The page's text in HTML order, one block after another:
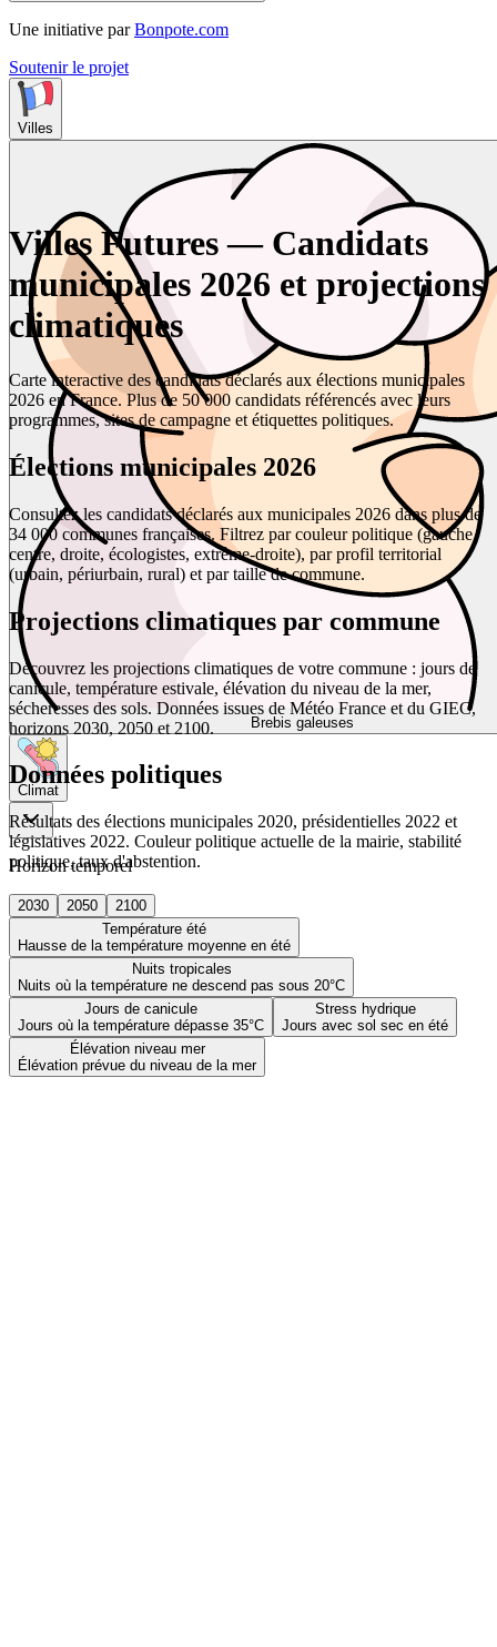
Une initiative par Bonpote.com
Soutenir le projet
Villes
Brebis galeuses
Climat
Horizon temporel
2030 2050
2100
Température été
Hausse de la température moyenne en été
Nuits tropicales
Nuits où la température ne descend pas sous 20°C
Jours de canicule
Jours où la température dépasse 35°C
Stress hydrique
Jours avec sol sec en été
Élévation niveau mer
Élévation prévue du niveau de la mer
Villes Futures — Candidats
municipales 2026 et projections
climatiques
Carte interactive des candidats déclarés aux élections municipales
2026 en France. Plus de 50 000 candidats référencés avec leurs
programmes, sites de campagne et étiquettes politiques.
Élections municipales 2026
Consultez les candidats déclarés aux municipales 2026 dans plus de
34 000 communes françaises. Filtrez par couleur politique (gauche,
centre, droite, écologistes, extrême-droite), par profil territorial
(urbain, périurbain, rural) et par taille de commune.
Projections climatiques par commune
Découvrez les projections climatiques de votre commune : jours de
canicule, température estivale, élévation du niveau de la mer,
sécheresses des sols. Données issues de Météo France et du GIEC,
horizons 2030, 2050 et 2100.
Données politiques
Résultats des élections municipales 2020, présidentielles 2022 et
législatives 2022. Couleur politique actuelle de la mairie, stabilité
politique, taux d'abstention.